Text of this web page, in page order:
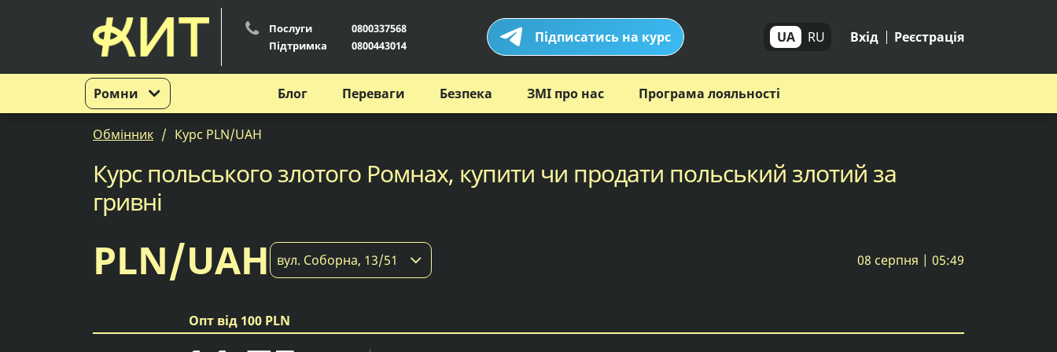
Ромни
Послуги
0800337568
Підтримка
0800443014 Підписатись на курс UA RU Вхід Реєстрація
Блог Переваги Безпека ЗМІ про нас Програма лояльності
Обмінник Курс PLN/UAH
Курс польського злотого Ромнах, купити чи продати польський злотий за
гривні
PLN/UAH вул. Соборна, 13/51 08 серпня | 05:49
Опт від 100 PLN